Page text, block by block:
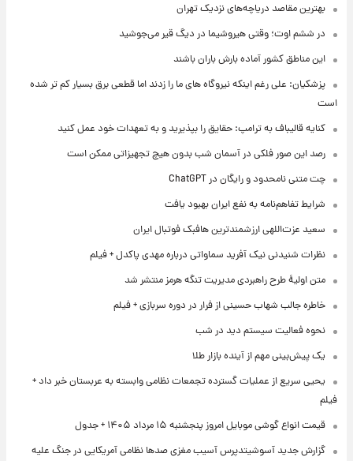
بهترین مقاصد دریاچه‌های نزدیک تهران
در ششم اوت؛ وقتی هیروشیما در دیگ قیر می‌جوشید
این مناطق کشور آماده بارش باران باشند
پزشکیان: علی رغم اینکه نیروگاه های ما را زدند اما قطعی برق بسیار کم تر شده
است
کنایه قالیباف به ترامپ: حقایق را بپذیرید و به تعهدات خود عمل کنید
رصد این صور فلکی در آسمان شب بدون هیچ تجهیزاتی ممکن است
چت متنی نامحدود و رایگان در ChatGPT
شرایط تفاهم‌نامه به نفع ایران بهبود یافت
سعید عزت‌اللهی ارزشمندترین هافبک فوتبال ایران
نظرات شنیدنی نیک آفرید سماواتی درباره مهدی پاکدل + فیلم
متن اولیۀ طرح راهبردی مدیریت تنگه هرمز منتشر شد
خاطره جالب شهاب حسینی از فرار در دوره سربازی + فیلم
نحوه فعالیت سیستم دید در شب
یک پیش‌بینی مهم از آینده بازار طلا
یحیی سریع از عملیات گسترده تجمعات نظامی وابسته به عربستان خبر داد +
فیلم
قیمت انواع گوشی موبایل امروز پنجشنبه ۱۵ مرداد ۱۴۰۵ + جدول
گزارش جدید آسوشیتدپرس آسیب مغزی صدها نظامی آمریکایی در جنگ علیه